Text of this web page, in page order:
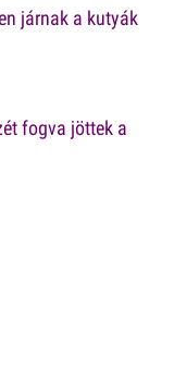
járnak a kutyák
fogva jöttek a